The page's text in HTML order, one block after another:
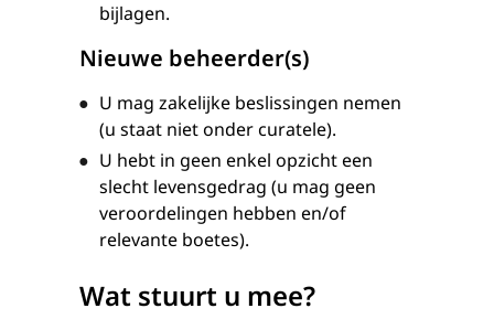
bijlagen.
Nieuwe beheerder(s)
U mag zakelijke beslissingen nemen
(u staat niet onder curatele).
U hebt in geen enkel opzicht een
slecht levensgedrag (u mag geen
veroordelingen hebben en/of
relevante boetes).
Wat stuurt u mee?